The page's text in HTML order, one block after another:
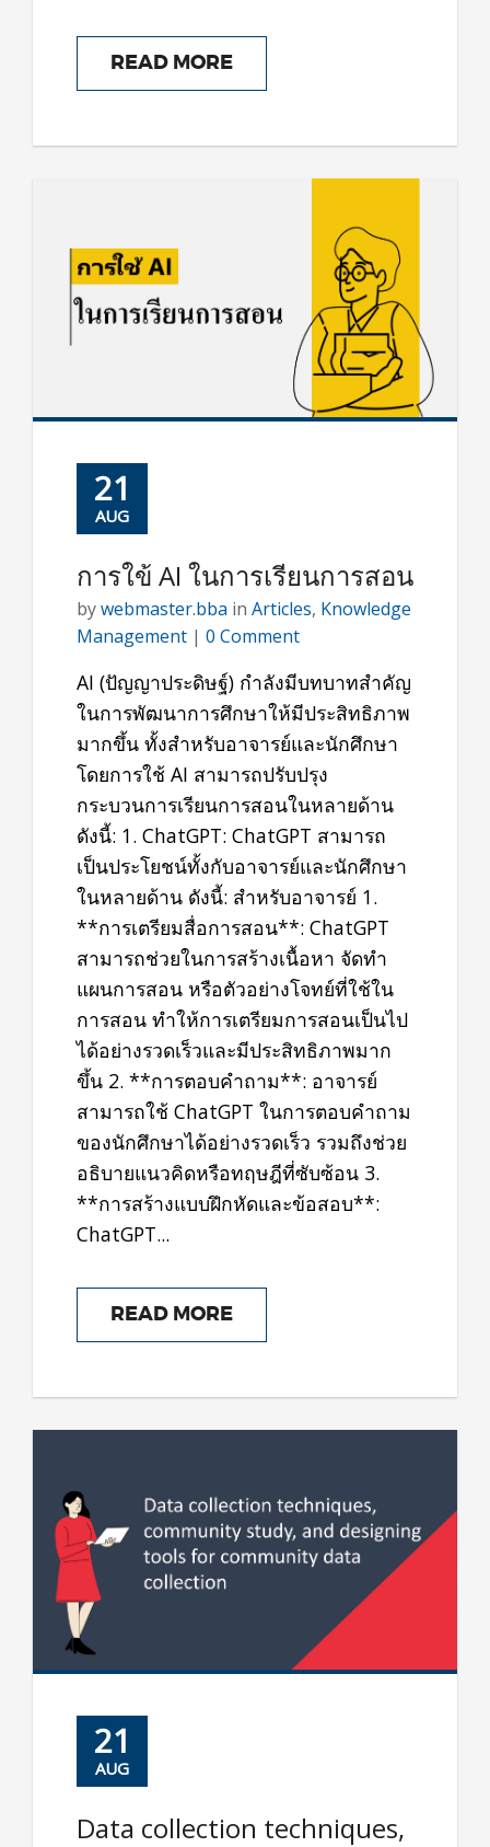
READ MORE
21
AUG
การใข้ AI ในการเรียนการสอน
bywebmaster.bba in Articles, Knowledge
Management | 0 Comment
AI (ปัญญาประดิษฐ์) กำลังมีบทบาทสำคัญ
ในการพัฒนาการศึกษาให้มีประสิทธิภาพ
มากขึ้น ทั้งสำหรับอาจารย์และนักศึกษา
โดยการใช้ AI สามารถปรับปรุง
กระบวนการเรียนการสอนในหลายด้าน
ดังนี้: 1. ChatGPT: ChatGPT สามารถ
เป็นประโยชน์ทั้งกับอาจารย์และนักศึกษา
ในหลายด้าน ดังนี้: สำหรับอาจารย์ 1.
**การเตรียมสื่อการสอน**: ChatGPT
สามารถช่วยในการสร้างเนื้อหา จัดทำ
แผนการสอน หรือตัวอย่างโจทย์ที่ใช้ใน
การสอน ทำให้การเตรียมการสอนเป็นไป
ได้อย่างรวดเร็วและมีประสิทธิภาพมาก
ขึ้น 2. **การตอบคำถาม**: อาจารย์
สามารถใช้ ChatGPT ในการตอบคำถาม
ของนักศึกษาได้อย่างรวดเร็ว รวมถึงช่วย
อธิบายแนวคิดหรือทฤษฎีที่ซับซ้อน 3.
**การสร้างแบบฝึกหัดและข้อสอบ**:
ChatGPT...
READ MORE
21
AUG
Data collection techniques,